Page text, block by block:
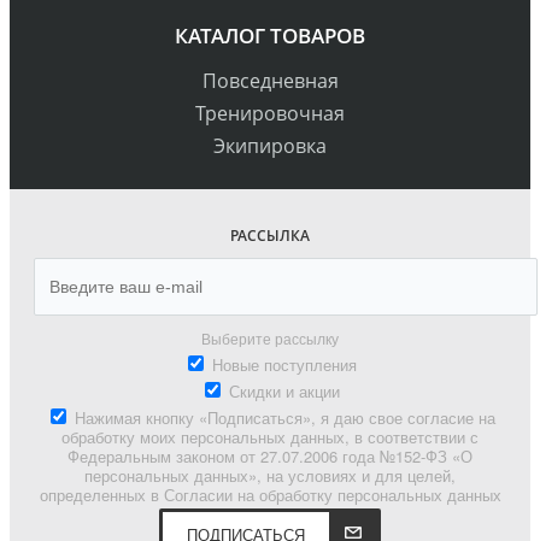
КАТАЛОГ ТОВАРОВ
Повседневная
Тренировочная
Экипировка
РАССЫЛКА
Выберите рассылку
Новые поступления
Скидки и акции
Нажимая кнопку «Подписаться», я даю свое согласие на
обработку моих персональных данных, в соответствии с
Федеральным законом от 27.07.2006 года №152-ФЗ «О
персональных данных», на условиях и для целей,
определенных в Согласии на обработку персональных данных
ПОДПИСАТЬСЯ